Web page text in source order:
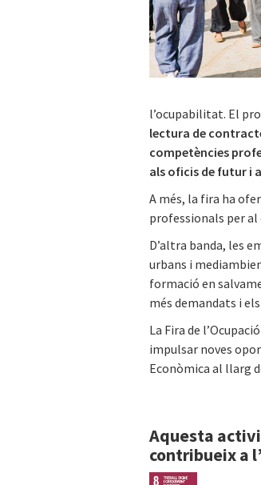
l’ocupabilitat. El
lectura de
competències
als oficis de futur i
A més, la fira ha
professionals per
D’altra banda, les
urbans i
formació en
més demandats i
La Fira de
impulsar noves
Econòmica al llarg
Aquesta
contribueix a